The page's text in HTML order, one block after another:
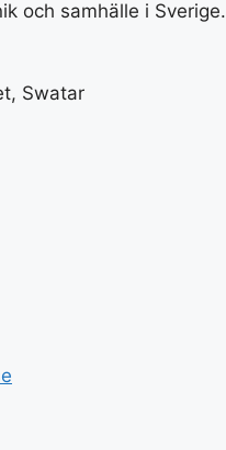
och samhälle i Sverige.
Swatar